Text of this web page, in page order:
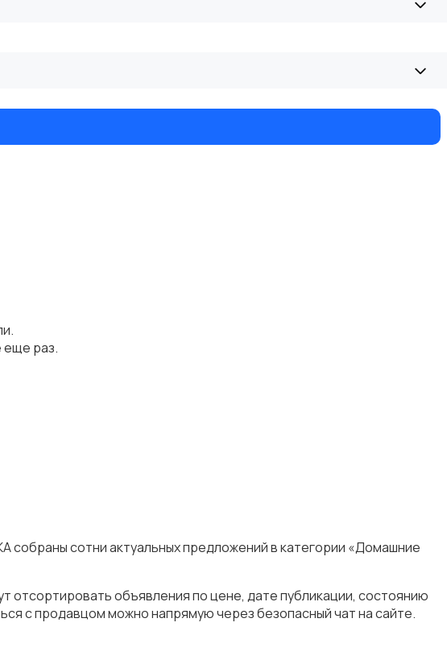
еще раз.
собраны сотни актуальных предложений в категории «Домашние
объявления по цене, дате публикации, состоянию
с продавцом можно напрямую через безопасный чат на сайте.